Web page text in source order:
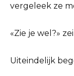
vergeleek ze
«Zie je wel?»
Uiteindelijk